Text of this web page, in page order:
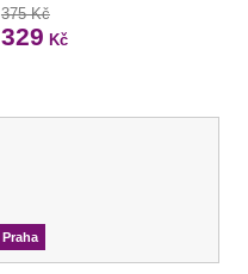
375 Kč
329 Kč
Praha